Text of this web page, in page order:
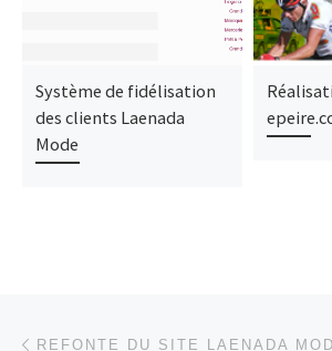
Système de fidélisation
des clients Laenada
Mode
Parcourir les articles
REFONTE DU SITE LAENADA